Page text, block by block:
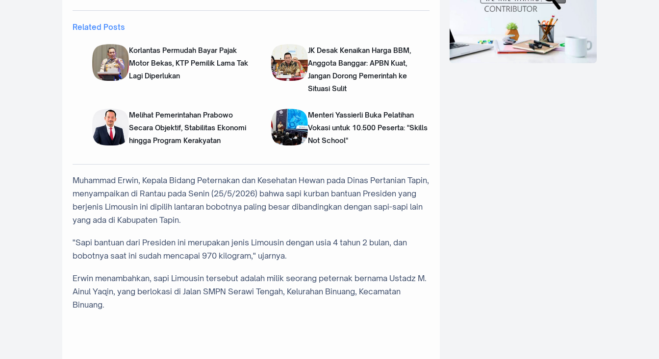
Related Posts
Korlantas Permudah Bayar Pajak
Motor Bekas, KTP Pemilik Lama Tak
Lagi Diperlukan
JK Desak Kenaikan Harga BBM,
Anggota Banggar: APBN Kuat,
Jangan Dorong Pemerintah ke
Situasi Sulit
Melihat Pemerintahan Prabowo
Secara Objektif, Stabilitas Ekonomi
hingga Program Kerakyatan
Menteri Yassierli Buka Pelatihan
Vokasi untuk 10.500 Peserta: "Skills
Not School"
Muhammad Erwin, Kepala Bidang Peternakan dan Kesehatan Hewan pada Dinas Pertanian Tapin,
menyampaikan di Rantau pada Senin (25/5/2026) bahwa sapi kurban bantuan Presiden yang
berjenis Limousin ini dipilih lantaran bobotnya paling besar dibandingkan dengan sapi-sapi lain
yang ada di Kabupaten Tapin.
"Sapi bantuan dari Presiden ini merupakan jenis Limousin dengan usia 4 tahun 2 bulan, dan
bobotnya saat ini sudah mencapai 970 kilogram," ujarnya.
Erwin menambahkan, sapi Limousin tersebut adalah milik seorang peternak bernama Ustadz M.
Ainul Yaqin, yang berlokasi di Jalan SMPN Serawi Tengah, Kelurahan Binuang, Kecamatan
Binuang.